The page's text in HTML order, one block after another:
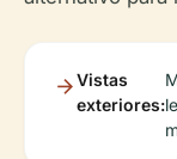
Vistas
exteriores: